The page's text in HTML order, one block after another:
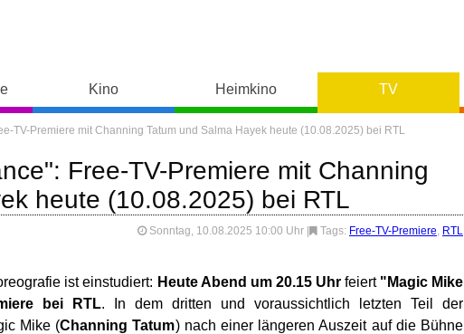
Kino Heimkino TV
TV-Premiere mit Channing Tatum und Salma Hayek heute (10.08.2025) bei RTL
Free-TV-Premiere mit Channing
heute (10.08.2025) bei RTL
Sonntag, 10.08.2025 10:00 Uhr Tags: Free-TV-Premiere, RTL
ist einstudiert: Heute Abend um 20.15 Uhrfeiert "Magic Mike
bei RTL. In dem dritten und voraussichtlich letzten Teil der
Mike (Channing Tatum) nach einer längeren Auszeit auf die Bühne